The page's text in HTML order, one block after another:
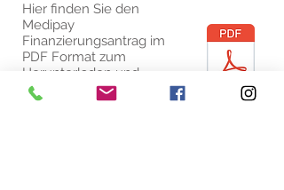
Hier finden Sie den
Medipay
Finanzierungsantrag im
PDF Format zum
Herunterladen und
Ausfüllen, falls Sie den
Online Antrag nicht